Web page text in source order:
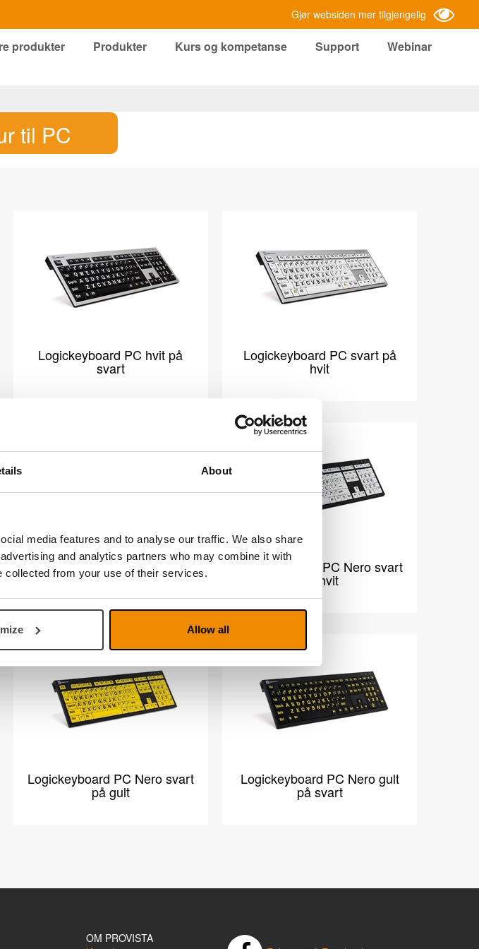
About
media features and to analyse our traffic. We also share
and analytics partners who may combine it with
collected from your use of their services.
Allow all
Gjør websiden mer tilgjengelig
produkter Produkter Kurs og kompetanse Support
Webinar
til PC
Logickeyboard PC hvit på
svart
Logickeyboard PC svart på
hvit
Logickeyboard PC svart på
gult
Logickeyboard PC Nero svart
på hvit
Logickeyboard PC Nero svart
på gult
Logickeyboard PC Nero gult
på svart
OM PROVISTA